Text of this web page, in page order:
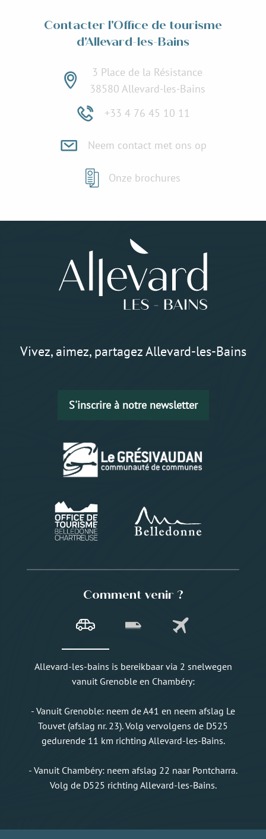
Contacter l'Office de tourisme
d'Allevard-les-Bains
3 Place de la Résistance
38580 Allevard-les-Bains
+33 4 76 45 10 11
Neem contact met ons op
Onze brochures
Vivez, aimez, partagez Allevard-les-Bains
S'inscrire à notre newsletter
Comment venir ?
Allevard-les-bains is bereikbaar via 2 snelwegen
vanuit Grenoble en Chambéry:
- Vanuit Grenoble: neem de A41 en neem afslag Le
Touvet (afslag nr. 23). Volg vervolgens de D525
gedurende 11 km richting Allevard-les-Bains.
- Vanuit Chambéry: neem afslag 22 naar Pontcharra.
Volg de D525 richting Allevard-les-Bains.